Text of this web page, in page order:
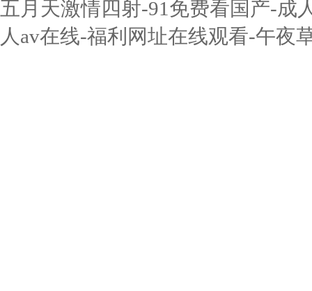
五月天激情四射-91免费看国产-成
人av在线-福利网址在线观看-午夜